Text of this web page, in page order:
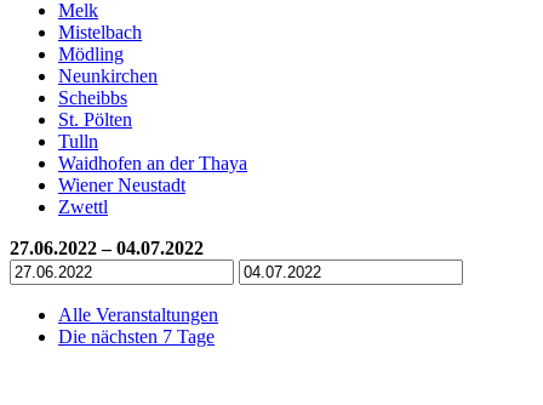
Melk
Mistelbach
Mödling
Neunkirchen
Scheibbs
St. Pölten
Tulln
Waidhofen an der Thaya
Wiener Neustadt
Zwettl
27.06.2022 – 04.07.2022
Alle Veranstaltungen
Die nächsten 7 Tage